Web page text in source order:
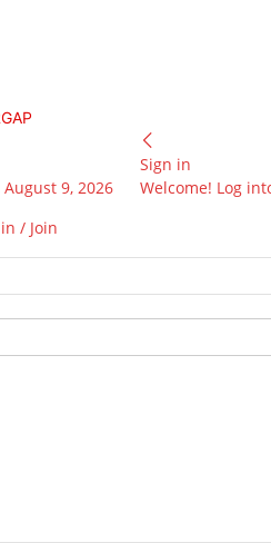
August 9, 2026
/ Join
Sign in
Welcome! Log